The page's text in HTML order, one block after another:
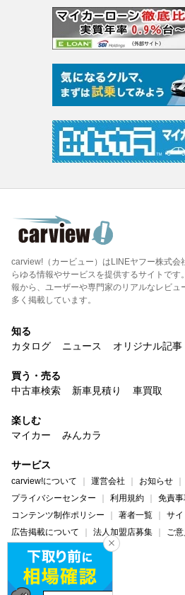
carview!（カービュー）はLINEヤフー株式会
らゆる情報やサービスを提供するサイトで
報から、ユーザーや専門家のリアルなレビュ
多く掲載しています。
知る
カタログ
ニュース オリジナル記事
買う・売る
中古車検索
新車見積り 車買取
楽しむ
マイカー
みんカラ
サービス
carview!について 運営会社 お知らせ
プライバシーセンター
利用規約
免責
コンテンツ制作ポリシー
著者一覧
サ
広告掲載について
法人加盟店募集
ご
ヘルプ・お問い合わせ
carview! Yahoo! JAPAN